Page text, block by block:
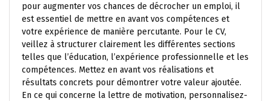
pour augmenter vos chances de décrocher un emploi, il
est essentiel de mettre en avant vos compétences et
votre expérience de manière percutante. Pour le CV,
veillez à structurer clairement les différentes sections
telles que l’éducation, l’expérience professionnelle et les
compétences. Mettez en avant vos réalisations et
résultats concrets pour démontrer votre valeur ajoutée.
En ce qui concerne la lettre de motivation, personnalisez-